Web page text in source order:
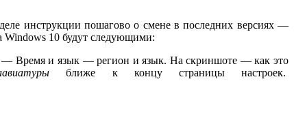
инструкции пошагово о смене в последних версиях —
Windows 10 будут следующими:
Время и язык — регион и язык. На скриншоте — как это
ближе к концу страницы настроек.